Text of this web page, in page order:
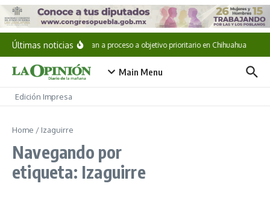
Saltar al contenido
Últimas noticiasVinculan a proceso a objetivo prioritario en Chihuahua
Main Menu
Edición Impresa
Home / Izaguirre
Navegando por
etiqueta: Izaguirre